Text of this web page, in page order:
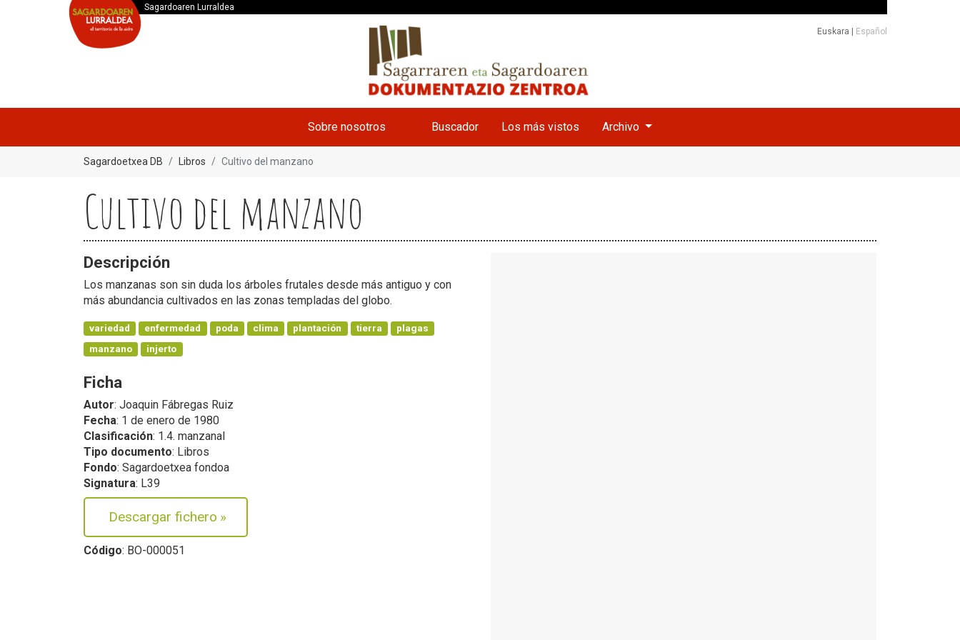
Sagardoaren Lurraldea
Euskara Español
Sobre nosotros Buscador Los más vistos Archivo
Sagardoetxea DB Libros Cultivo del manzano
Cultivo del manzano
Descripción
Los manzanas son sin duda los árboles frutales desde más antiguo y con
más abundancia cultivados en las zonas templadas del globo.
variedad enfermedad poda clima plantación tierra
plagas
manzano
injerto
Ficha
Autor: Joaquin Fábregas Ruiz
Fecha: 1 de enero de 1980
Clasificación: 1.4. manzanal
Tipo documento: Libros
Fondo: Sagardoetxea fondoa
Signatura: L39
Descargar fichero »
Código: BO-000051